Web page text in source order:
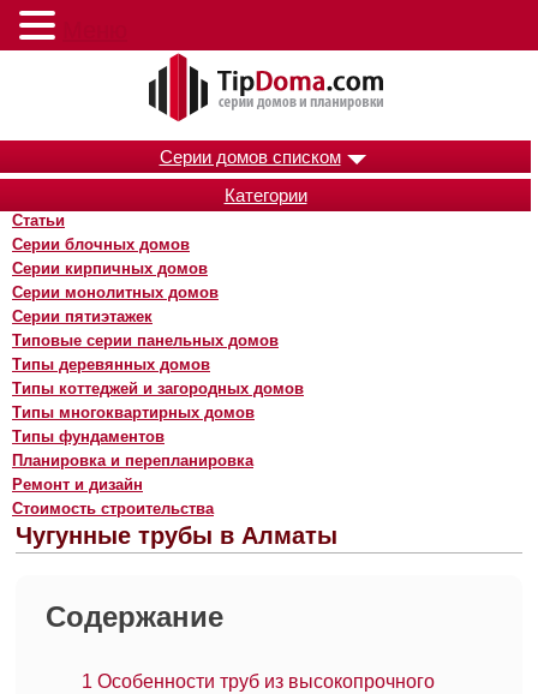
Серии домов списком
Категории
Статьи
Серии блочных домов
Серии кирпичных домов
Серии монолитных домов
Серии пятиэтажек
Типовые серии панельных домов
Типы деревянных домов
Типы коттеджей и загородных домов
Типы многоквартирных домов
Типы фундаментов
Планировка и перепланировка
Ремонт и дизайн
Стоимость строительства
Чугунные трубы в Алматы
Содержание
1 Особенности труб из высокопрочного